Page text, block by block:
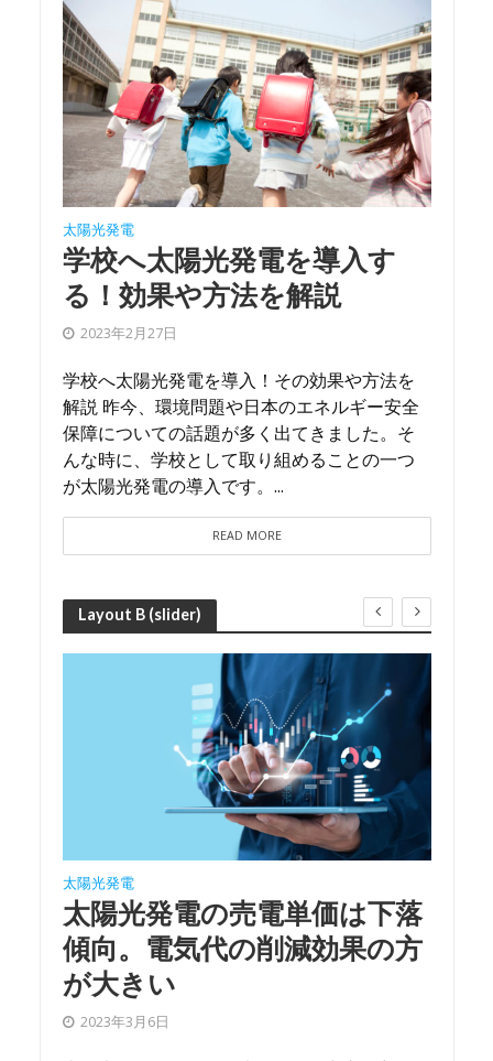
太陽光発電
学校へ太陽光発電を導入す
る！効果や方法を解説
2023年2月27日
学校へ太陽光発電を導入！その効果や方法を
解説 昨今、環境問題や日本のエネルギー安全
保障についての話題が多く出てきました。そ
んな時に、学校として取り組めることの一つ
が太陽光発電の導入です。...
READ MORE
Layout B (slider)
太陽光発電
太陽光発電の売電単価は下落
傾向。電気代の削減効果の方
が大きい
2023年3月6日